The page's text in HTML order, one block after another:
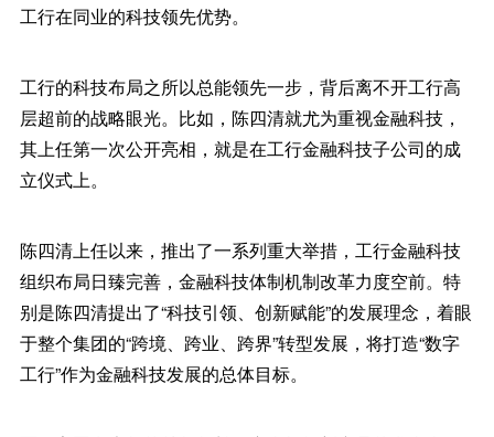
工行在同业的科技领先优势。
工行的科技布局之所以总能领先一步，背后离不开工行高
层超前的战略眼光。比如，陈四清就尤为重视金融科技，
其上任第一次公开亮相，就是在工行金融科技子公司的成
立仪式上。
陈四清上任以来，推出了一系列重大举措，工行金融科技
组织布局日臻完善，金融科技体制机制改革力度空前。特
别是陈四清提出了“科技引领、创新赋能”的发展理念，着眼
于整个集团的“跨境、跨业、跨界”转型发展，将打造“数字
工行”作为金融科技发展的总体目标。